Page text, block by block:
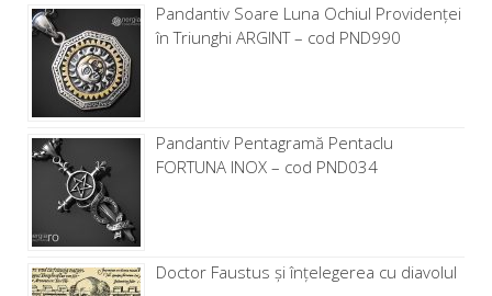
Pandantiv Soare Luna Ochiul Providenței
în Triunghi ARGINT – cod PND990
Pandantiv Pentagramă Pentaclu
FORTUNA INOX – cod PND034
Doctor Faustus și înțelegerea cu diavolul